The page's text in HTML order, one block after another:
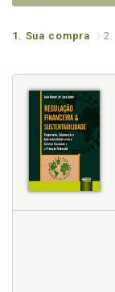
1. Sua compra 2.